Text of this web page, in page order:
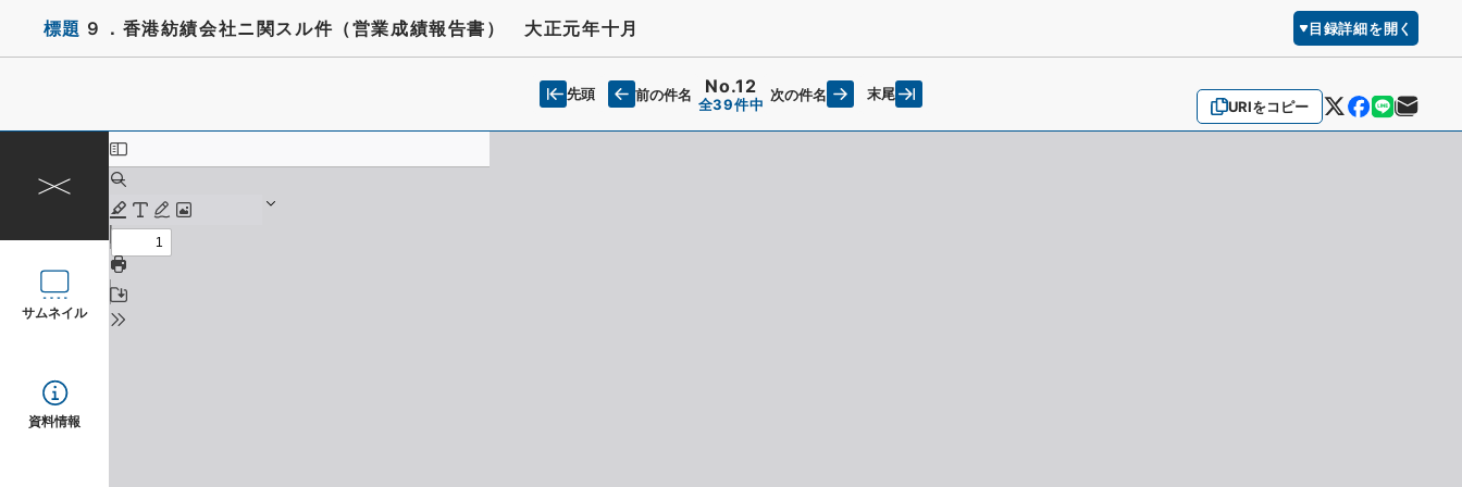
標題 ９．香港紡績会社ニ関スル件（営業成績報告書） 大正元年十月 目録詳細を開く
URIをコピー
先頭 前の件名 No.12
全39件中
次の件名 末尾
サムネイル
資料情報